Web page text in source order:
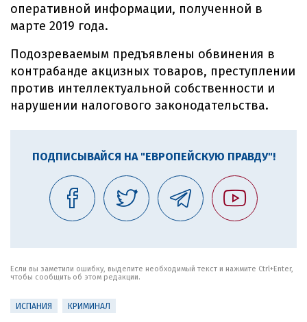
оперативной информации, полученной в
марте 2019 года.
Подозреваемым предъявлены обвинения в
контрабанде акцизных товаров, преступлении
против интеллектуальной собственности и
нарушении налогового законодательства.
ПОДПИСЫВАЙСЯ НА "ЕВРОПЕЙСКУЮ ПРАВДУ"!
Если вы заметили ошибку, выделите необходимый текст и нажмите Ctrl+Enter,
чтобы сообщить об этом редакции.
ИСПАНИЯ КРИМИНАЛ